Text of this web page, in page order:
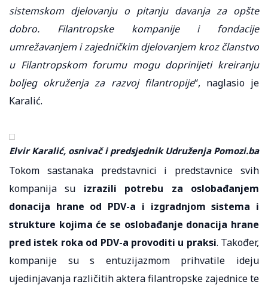
sistemskom djelovanju o pitanju davanja za opšte
dobro. Filantropske kompanije i fondacije
umrežavanjem i zajedničkim djelovanjem kroz članstvo
u Filantropskom forumu mogu doprinijeti kreiranju
boljeg okruženja za razvoj filantropije“, naglasio je
Karalić.
Elvir Karalić, osnivač i predsjednik Udruženja Pomozi.ba
Tokom sastanaka predstavnici i predstavnice svih
kompanija su izrazili potrebu za oslobađanjem
donacija hrane od PDV-a i izgradnjom sistema i
strukture kojima će se oslobađanje donacija hrane
pred istek roka od PDV-a provoditi u praksi. Također,
kompanije su s entuzijazmom prihvatile ideju
ujedinjavanja različitih aktera filantropske zajednice te